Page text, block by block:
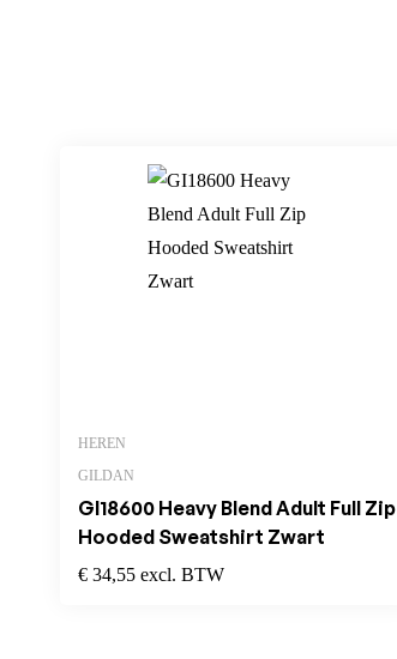
HEREN
GILDAN
GI18600 Heavy Blend Adult Full Zip
Hooded Sweatshirt Zwart
€ 34,55 excl. BTW